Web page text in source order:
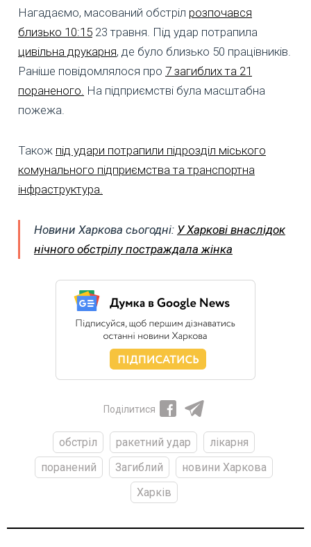
Нагадаємо, масований обстріл розпочався
близько 10:15 23 травня. Під удар потрапила
цивільна друкарня, де було близько 50 працівників.
Раніше повідомлялося про 7 загиблих та 21
пораненого. На підприємстві була масштабна
пожежа.
Також під удари потрапили підрозділ міського
комунального підприємства та транспортна
інфраструктура.
Новини Харкова сьогодні: У Харкові внаслідок
нічного обстрілу постраждала жінка
Поділитися
обстріл ракетний удар
лікарня
поранений
Загиблий
новини Харкова
Харків